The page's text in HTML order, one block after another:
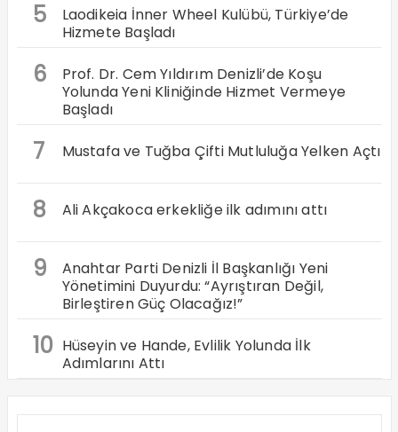
5
Laodikeia İnner Wheel Kulübü, Türkiye’de
Hizmete Başladı
6
Prof. Dr. Cem Yıldırım Denizli’de Koşu
Yolunda Yeni Kliniğinde Hizmet Vermeye
Başladı
7 Mustafa ve Tuğba Çifti Mutluluğa Yelken Açtı
8 Ali Akçakoca erkekliğe ilk adımını attı
9
Anahtar Parti Denizli İl Başkanlığı Yeni
Yönetimini Duyurdu: “Ayrıştıran Değil,
Birleştiren Güç Olacağız!”
10 Hüseyin ve Hande, Evlilik Yolunda İlk
Adımlarını Attı